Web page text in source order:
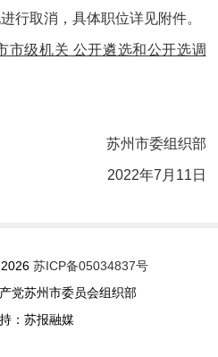
行取消，具体职位详见附件。
市级机关 公开遴选和公开选调
苏州市委组织部
2022年7月11日
苏ICP备05034837号
党苏州市委员会组织部
：苏报融媒